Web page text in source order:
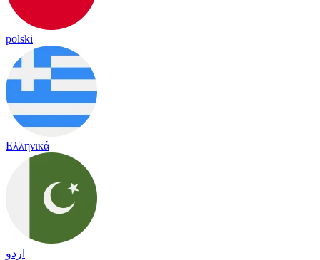
polski
Ελληνικά
اردو